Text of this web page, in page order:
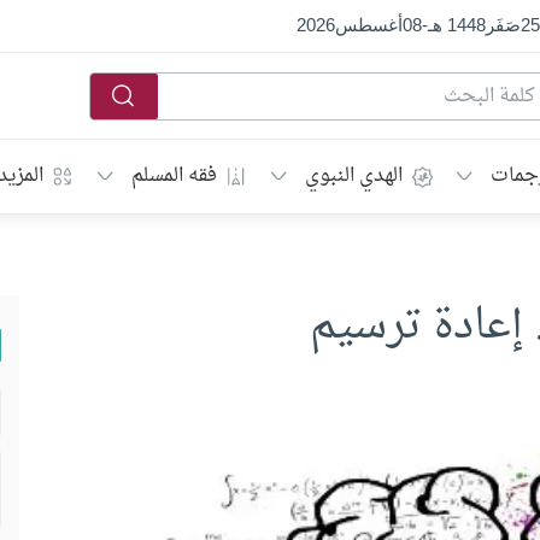
25صَفَر1448 هـ -
08أغسطس2026
الهدي النبوي فقه المسلم
إعادة ترسيم